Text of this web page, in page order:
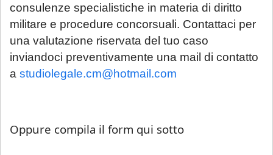
consulenze specialistiche in materia di diritto
militare e procedure concorsuali. Contattaci per
una valutazione riservata del tuo caso
inviandoci preventivamente una mail di contatto
a studiolegale.cm@hotmail.com
Oppure compila il form qui sotto